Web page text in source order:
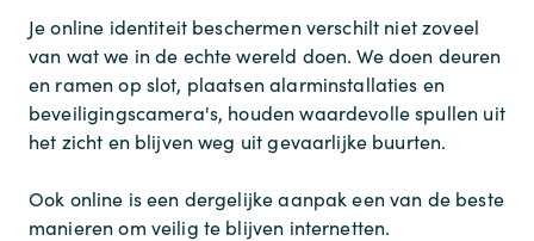
Je online identiteit beschermen verschilt niet zoveel
van wat we in de echte wereld doen. We doen deuren
en ramen op slot, plaatsen alarminstallaties en
beveiligingscamera's, houden waardevolle spullen uit
het zicht en blijven weg uit gevaarlijke buurten.
Ook online is een dergelijke aanpak een van de beste
manieren om veilig te blijven internetten.